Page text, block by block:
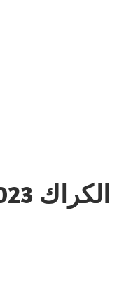
Active Disk Image Professional 11.0.0 + الكراك 2023